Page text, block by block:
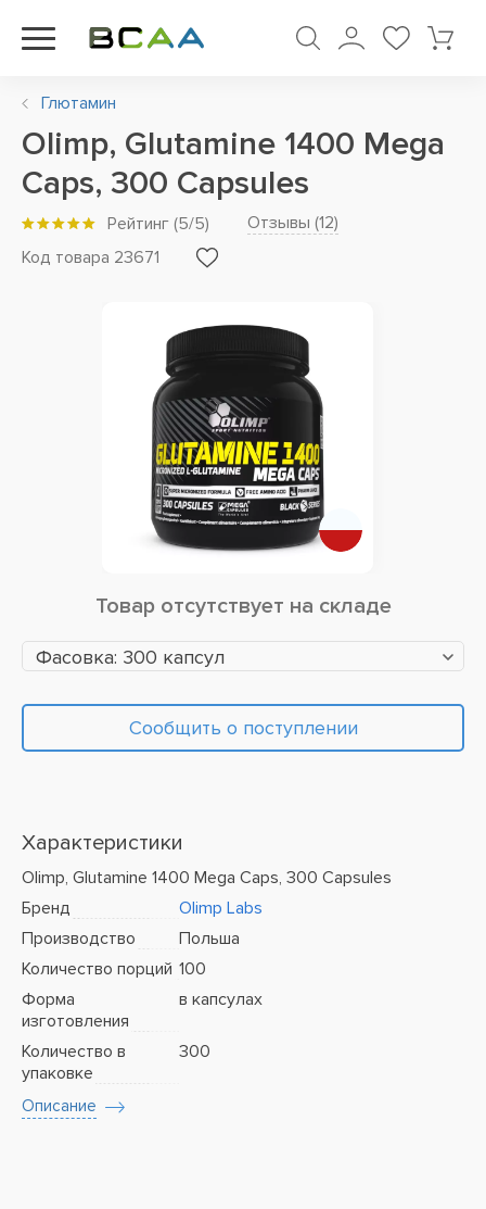
Глютамин
Olimp, Glutamine 1400 Mega
Caps, 300 Capsules
Рейтинг (5/5) Отзывы (12)
Код товара 23671
Товар отсутствует на складе
Фасовка: 300 капсул
Сообщить о поступлении
Характеристики
Olimp, Glutamine 1400 Mega Caps, 300 Capsules
Бренд
Olimp Labs
Производство
Польша
Количество порций 100
Форма
изготовления
в капсулах
Количество в
упаковке
300
Описание